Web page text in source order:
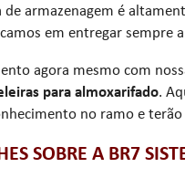
de armazenagem é
em entregar sempre
agora mesmo com
para almoxarifado.
no ramo e
SOBRE A BR7